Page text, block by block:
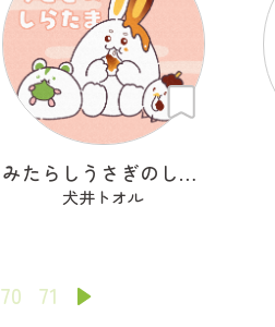
みたらしうさぎのしらたま
犬井トオル
70 71